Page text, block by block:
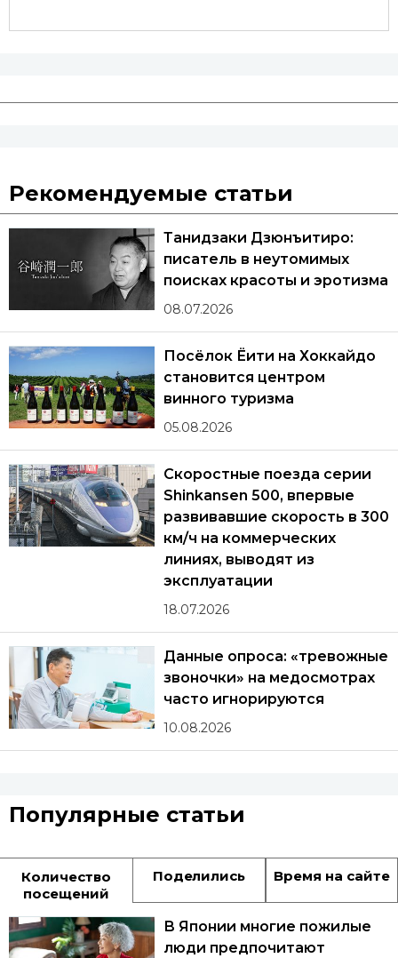
Рекомендуемые статьи
Танидзаки Дзюнъитиро:
писатель в неутомимых
поисках красоты и эротизма
08.07.2026
Посёлок Ёити на Хоккайдо
становится центром
винного туризма
05.08.2026
Скоростные поезда серии
Shinkansen 500, впервые
развивавшие скорость в 300
км/ч на коммерческих
линиях, выводят из
эксплуатации
18.07.2026
Данные опроса: «тревожные
звоночки» на медосмотрах
часто игнорируются
10.08.2026
Популярные статьи
Количество
посещений
Поделились Время на сайте
В Японии многие пожилые
люди предпочитают